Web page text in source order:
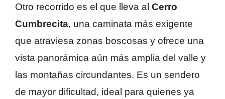
Otro recorrido es el que lleva al Cerro
Cumbrecita, una caminata más exigente
que atraviesa zonas boscosas y ofrece una
vista panorámica aún más amplia del valle y
las montañas circundantes. Es un sendero
de mayor dificultad, ideal para quienes ya